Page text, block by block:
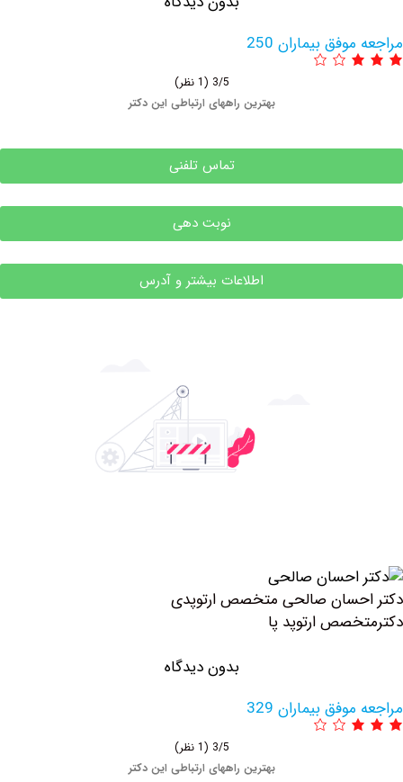
بیماران 250
بهترین راههای ارتباطی این دکتر
تماس تلفنی
نوبت دهی
اطلاعات بیشتر و آدرس
صالحی متخصص ارتوپدی
ارتوپد پا
بدون دیدگاه
بیماران 329
بهترین راههای ارتباطی این دکتر